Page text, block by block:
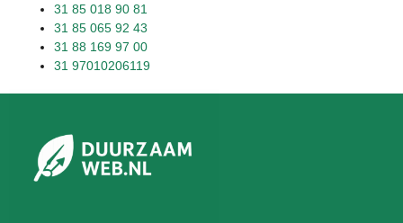
31 85 018 90 81
31 85 065 92 43
31 88 169 97 00
31 97010206119